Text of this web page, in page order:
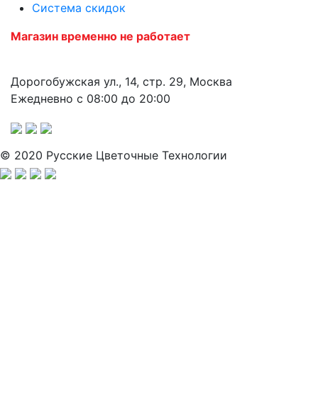
Система скидок
Магазин временно не работает
Дорогобужская ул., 14, стр. 29, Москва
Ежедневно с 08:00 до 20:00
© 2020 Русские Цветочные Технологии